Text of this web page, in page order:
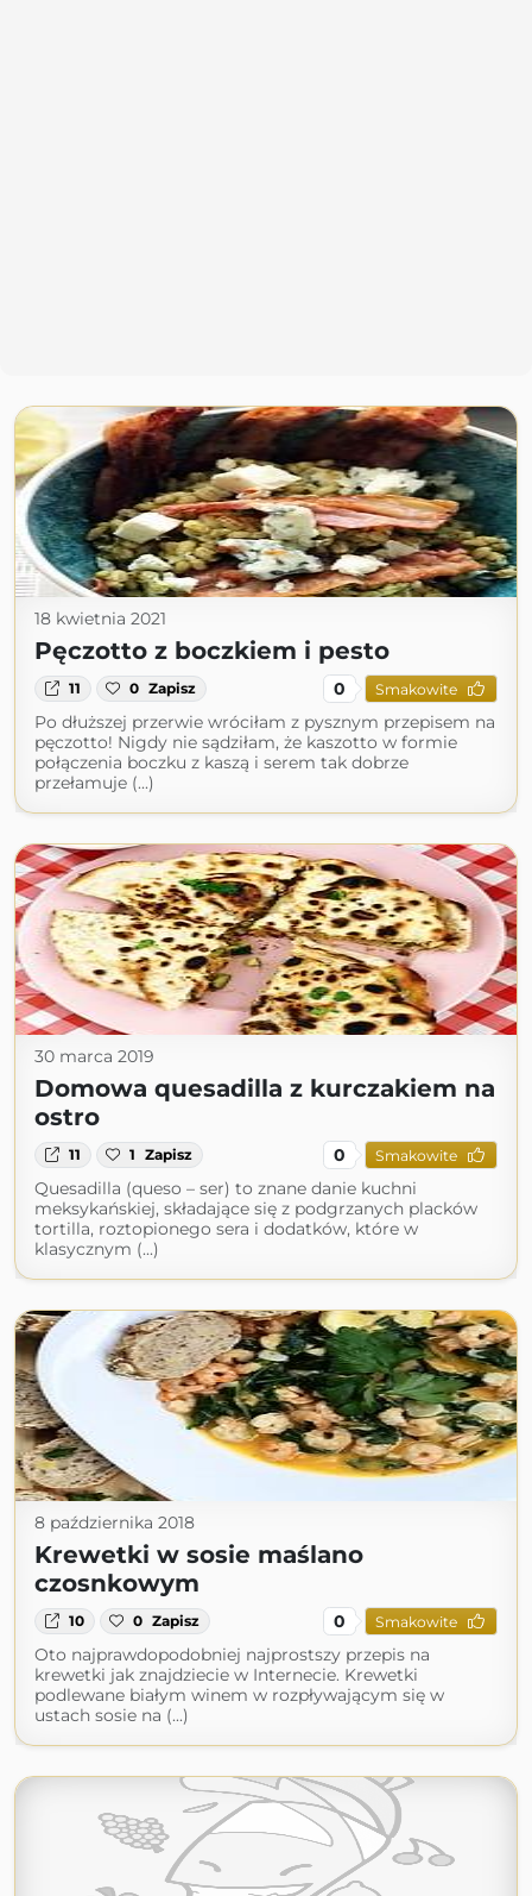
18 kwietnia 2021
Pęczotto z boczkiem i pesto
11 0 Zapisz 0 Smakowite
Po dłuższej przerwie wróciłam z pysznym przepisem na
pęczotto! Nigdy nie sądziłam, że kaszotto w formie
połączenia boczku z kaszą i serem tak dobrze
przełamuje (...)
30 marca 2019
Domowa quesadilla z kurczakiem na
ostro
11 1 Zapisz 0 Smakowite
Quesadilla (queso – ser) to znane danie kuchni
meksykańskiej, składające się z podgrzanych placków
tortilla, roztopionego sera i dodatków, które w
klasycznym (...)
8 października 2018
Krewetki w sosie maślano
czosnkowym
10 0 Zapisz 0 Smakowite
Oto najprawdopodobniej najprostszy przepis na
krewetki jak znajdziecie w Internecie. Krewetki
podlewane białym winem w rozpływającym się w
ustach sosie na (...)